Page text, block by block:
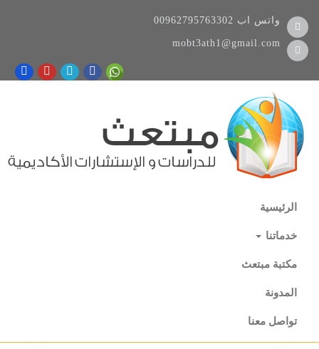
00962795763302 واتس اب
mobt3ath1@gmail.com
الرئيسية
خدماتنا
مكتبة مبتعث
المدونة
تواصل معنا